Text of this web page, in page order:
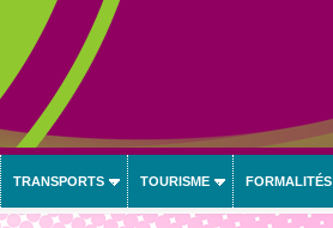
TRANSPORTS TOURISME FORMALITÉS